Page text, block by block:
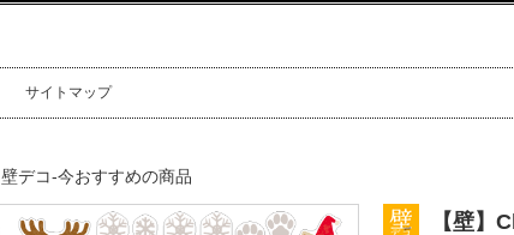
サイトマップ
壁デコ-今おすすめの商品
【壁】